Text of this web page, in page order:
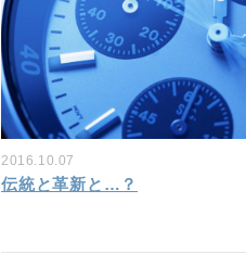
2016.10.07
伝統と革新と…？